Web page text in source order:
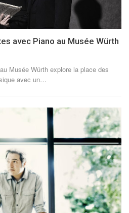
avec Piano au Musée Würth
Musée Würth explore la place des
avec un…